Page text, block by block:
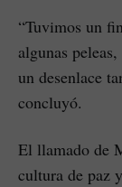
“Tuvimos un
algunas
un desenlace
concluyó.
El llamado de
cultura de paz